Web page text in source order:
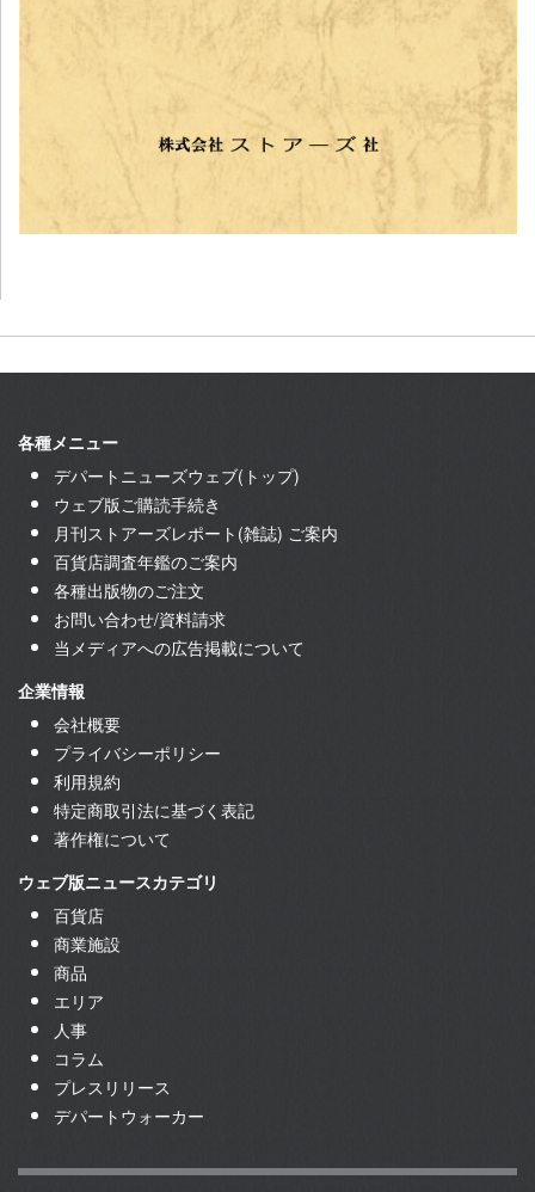
各種メニュー
デパートニューズウェブ(トップ)
ウェブ版ご購読手続き
月刊ストアーズレポート(雑誌) ご案内
百貨店調査年鑑のご案内
各種出版物のご注文
お問い合わせ/資料請求
当メディアへの広告掲載について
企業情報
会社概要
プライバシーポリシー
利用規約
特定商取引法に基づく表記
著作権について
ウェブ版ニュースカテゴリ
百貨店
商業施設
商品
エリア
人事
コラム
プレスリリース
デパートウォーカー